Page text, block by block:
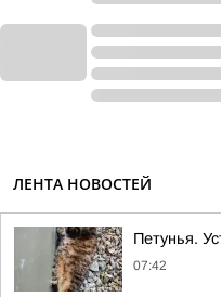
ЛЕНТА НОВОСТЕЙ
Петунья.
07:42